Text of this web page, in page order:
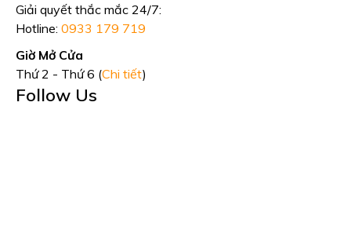
Giải quyết thắc mắc 24/7:
Hotline: 0933 179 719
Giờ Mở Cửa
Thứ 2 - Thứ 6 (Chi tiết)
Follow Us